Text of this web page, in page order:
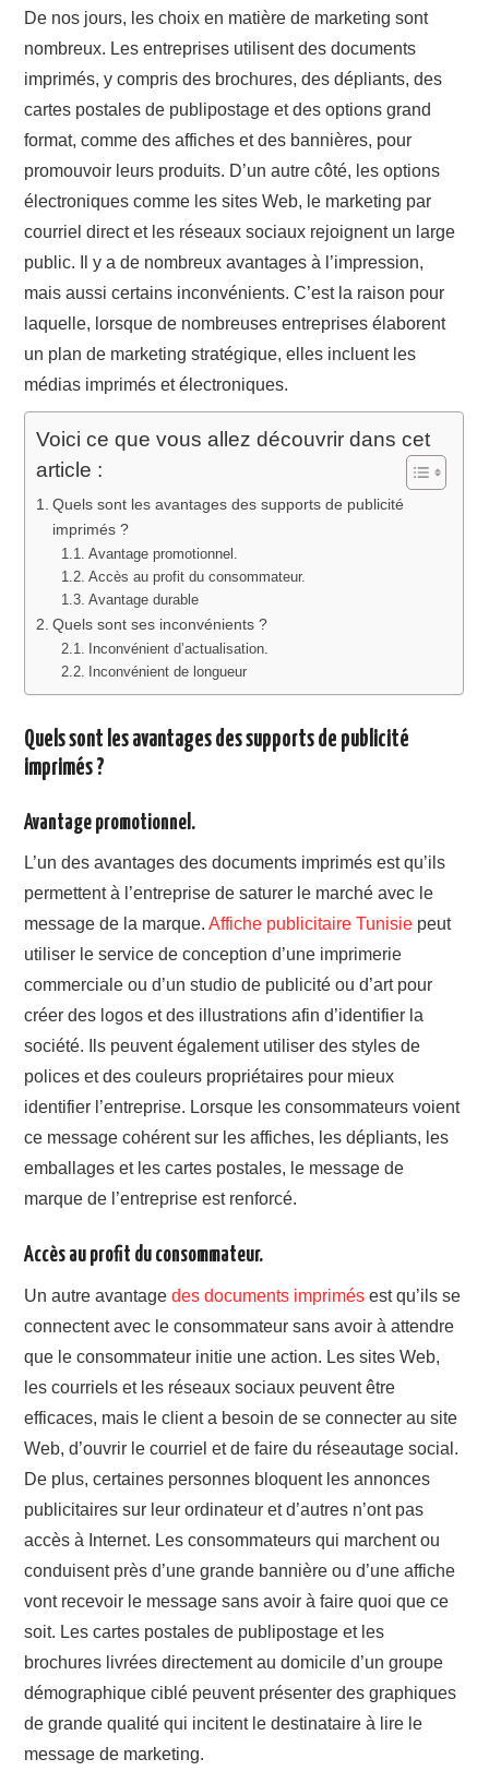
De nos jours, les choix en matière de marketing sont
nombreux. Les entreprises utilisent des documents
imprimés, y compris des brochures, des dépliants, des
cartes postales de publipostage et des options grand
format, comme des affiches et des bannières, pour
promouvoir leurs produits. D’un autre côté, les options
électroniques comme les sites Web, le marketing par
courriel direct et les réseaux sociaux rejoignent un large
public. Il y a de nombreux avantages à l’impression,
mais aussi certains inconvénients. C’est la raison pour
laquelle, lorsque de nombreuses entreprises élaborent
un plan de marketing stratégique, elles incluent les
médias imprimés et électroniques.
Voici ce que vous allez découvrir dans cet
article :
Quels sont les avantages des supports de publicité
imprimés ?
Avantage promotionnel.
Accès au profit du consommateur.
Avantage durable
Quels sont ses inconvénients ?
Inconvénient d’actualisation.
Inconvénient de longueur
Quels sont les avantages des supports de publicité
imprimés ?
Avantage promotionnel.
L’un des avantages des documents imprimés est qu’ils
permettent à l’entreprise de saturer le marché avec le
message de la marque.Affiche publicitaire Tunisie peut
utiliser le service de conception d’une imprimerie
commerciale ou d’un studio de publicité ou d’art pour
créer des logos et des illustrations afin d’identifier la
société. Ils peuvent également utiliser des styles de
polices et des couleurs propriétaires pour mieux
identifier l’entreprise. Lorsque les consommateurs voient
ce message cohérent sur les affiches, les dépliants, les
emballages et les cartes postales, le message de
marque de l’entreprise est renforcé.
Accès au profit du consommateur.
Un autre avantagedes documents imprimés est qu’ils se
connectent avec le consommateur sans avoir à attendre
que le consommateur initie une action. Les sites Web,
les courriels et les réseaux sociaux peuvent être
efficaces, mais le client a besoin de se connecter au site
Web, d’ouvrir le courriel et de faire du réseautage social.
De plus, certaines personnes bloquent les annonces
publicitaires sur leur ordinateur et d’autres n’ont pas
accès à Internet. Les consommateurs qui marchent ou
conduisent près d’une grande bannière ou d’une affiche
vont recevoir le message sans avoir à faire quoi que ce
soit. Les cartes postales de publipostage et les
brochures livrées directement au domicile d’un groupe
démographique ciblé peuvent présenter des graphiques
de grande qualité qui incitent le destinataire à lire le
message de marketing.